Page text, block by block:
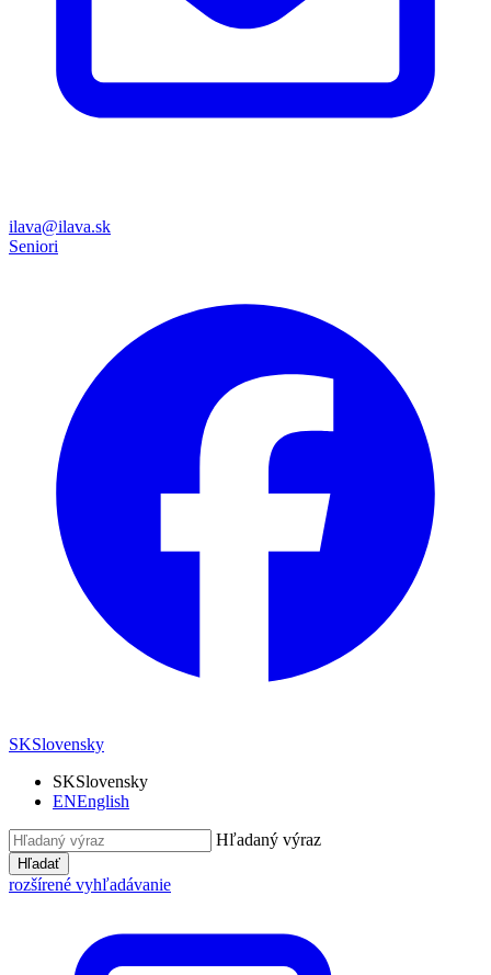
ilava@ilava.sk
Seniori
SKSlovensky
SKSlovensky
ENEnglish
Hľadaný výraz
Hľadať
rozšírené vyhľadávanie